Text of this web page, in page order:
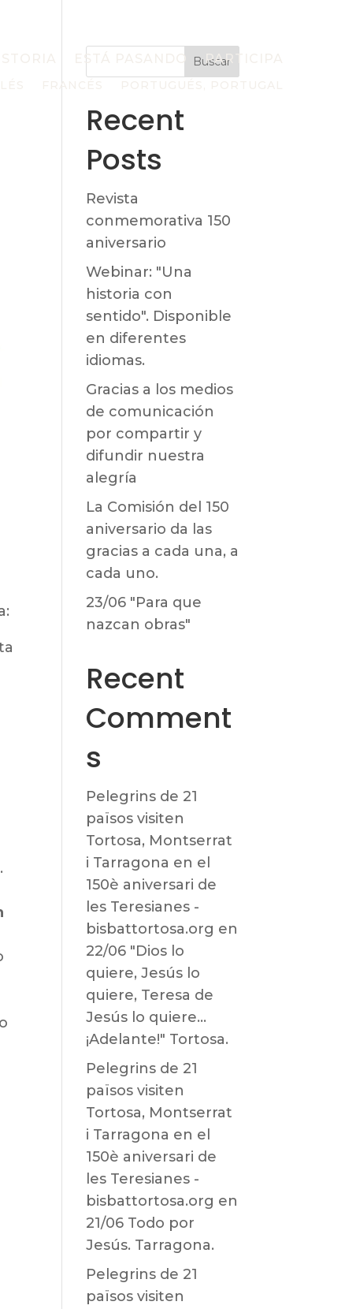
PARTICIPA
Buscar
Recent
Posts
Revista
conmemorativa 150
aniversario
Webinar: "Una
historia con
sentido". Disponible
en diferentes
idiomas.
Gracias a los medios
de comunicación
por compartir y
difundir nuestra
alegría
La Comisión del 150
aniversario da las
gracias a cada una, a
cada uno.
23/06 "Para que
nazcan obras"
Recent
Comment
s
Pelegrins de 21
països visiten
Tortosa, Montserrat
i Tarragona en el
150è aniversari de
les Teresianes -
bisbattortosa.org en
22/06 "Dios lo
quiere, Jesús lo
quiere, Teresa de
Jesús lo quiere…
¡Adelante!" Tortosa.
Pelegrins de 21
països visiten
Tortosa, Montserrat
i Tarragona en el
150è aniversari de
les Teresianes -
bisbattortosa.org en
21/06 Todo por
Jesús. Tarragona.
Pelegrins de 21
països visiten